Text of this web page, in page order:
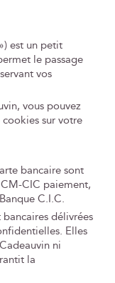
est un petit
le passage
vos
vous pouvez
sur votre
bancaire sont
CIC paiement,
C.I.C.
délivrées
Elles
ni
la